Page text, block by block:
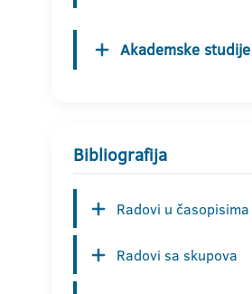
Akademske
Bibliografija
Radovi u časopisima
Radovi sa skupova